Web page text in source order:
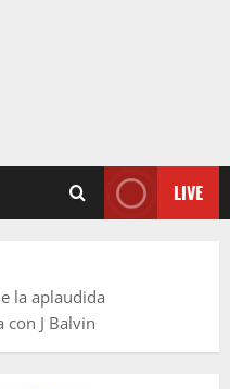
LIVE
la aplaudida
con J Balvin